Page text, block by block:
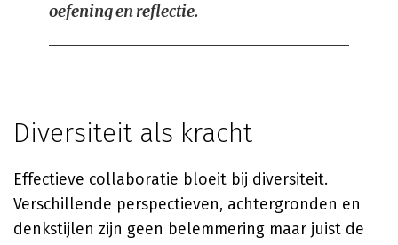
oefening en reflectie.
Diversiteit als kracht
Effectieve collaboratie bloeit bij diversiteit.
Verschillende perspectieven, achtergronden en
denkstijlen zijn geen belemmering maar juist de